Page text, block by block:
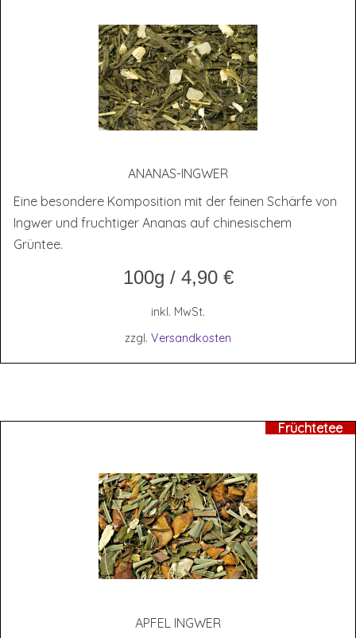
ANA­NAS-ING­WER
Eine besondere Komposition mit der feinen Schärfe von
Ingwer und fruchtiger Ananas auf chinesischem
Grüntee.
100g / 4,90 €
inkl. MwSt.
zzgl. Versandkosten
Früchtetee
APFEL ING­WER